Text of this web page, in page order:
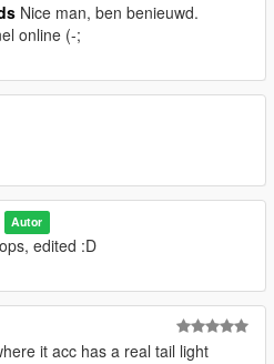
Nice man, ben benieuwd.
online (-;
Autor
edited :D
it acc has a real tail light